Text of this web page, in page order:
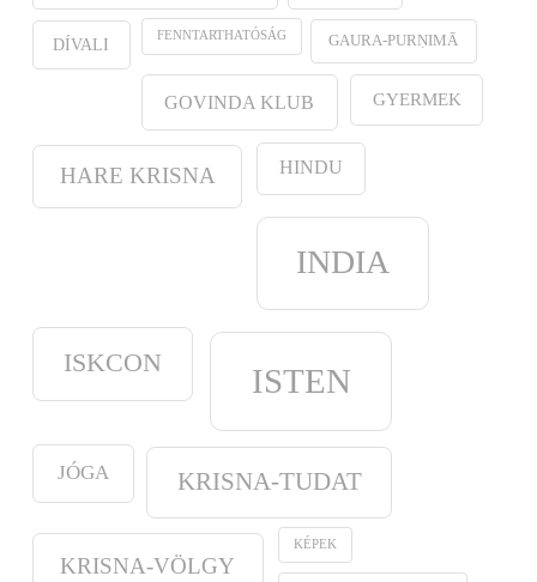
DÍVALI FENNTARTHATÓSÁG GAURA-PURṆIMĀ
GOVINDA KLUB GYERMEK
HARE KRISNA HINDU
INDIA
ISKCON ISTEN
JÓGA KRISNA-TUDAT
KRISNA-VÖLGY
KÉPEK